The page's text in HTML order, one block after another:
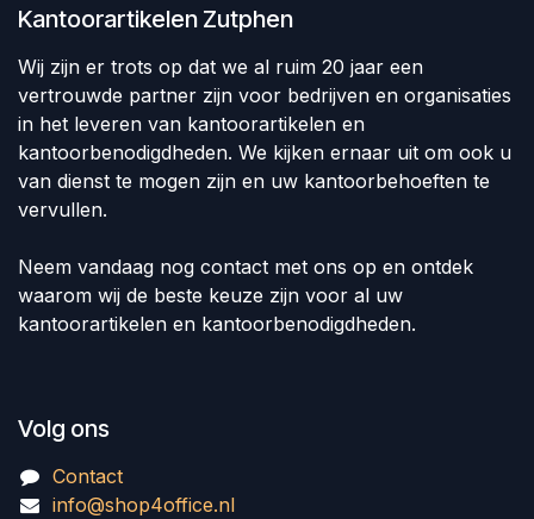
Kantoorartikelen Zutphen
Wij zijn er trots op dat we al ruim 20 jaar een
vertrouwde partner zijn voor bedrijven en organisaties
in het leveren van kantoorartikelen en
kantoorbenodigdheden. We kijken ernaar uit om ook u
van dienst te mogen zijn en uw kantoorbehoeften te
vervullen.
Neem vandaag nog contact met ons op en ontdek
waarom wij de beste keuze zijn voor al uw
kantoorartikelen en kantoorbenodigdheden.
Volg ons
Contact
info@shop4office.nl